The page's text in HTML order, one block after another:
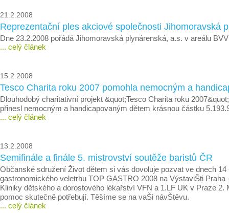
21.2.2008
Reprezentační ples akciové společnosti Jihomoravská
Dne 23.2.2008 pořádá Jihomoravská plynárenská, a.s. v areálu
... celý článek
15.2.2008
Tesco Charita roku 2007 pomohla nemocným a
Dlouhodobý charitativní projekt &quot;Tesco Charita roku
přinesl nemocným a handicapovaným dětem krásnou částku
... celý článek
13.2.2008
Semifinále a finále 5. mistrovství soutěže baristů ČR
Občanské sdružení Život dětem si vás dovoluje pozvat ve dnech
gastronomického veletrhu TOP GASTRO 2008 na VýstaviŠti
Kliniky dětského a dorostového lékařství VFN a 1.LF UK v Praze
pomoc skutečně potřebují. Těšíme se na vaŠi návŠtěvu.
... celý článek